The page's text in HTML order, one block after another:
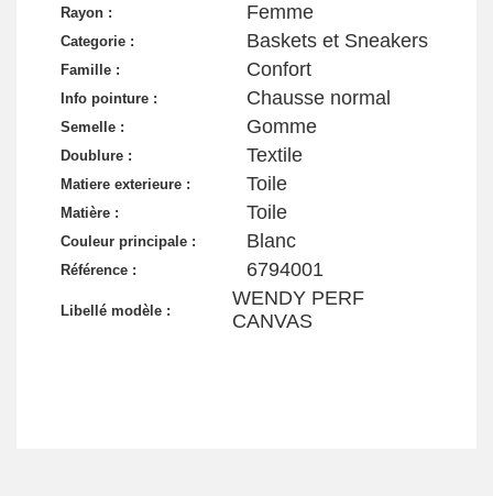
Rayon : Femme
Categorie : Baskets et Sneakers
Famille : Confort
Info pointure : Chausse normal
Semelle : Gomme
Doublure : Textile
Matiere exterieure : Toile
Matière : Toile
Couleur principale : Blanc
Référence : 6794001
Libellé modèle :
WENDY PERF
CANVAS